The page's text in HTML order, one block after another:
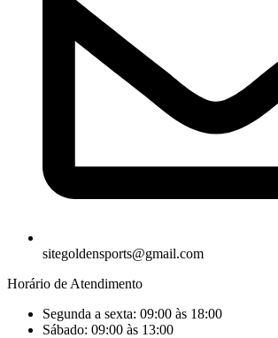
sitegoldensports@gmail.com
Horário de Atendimento
Segunda a sexta: 09:00 às 18:00
Sábado: 09:00 às 13:00